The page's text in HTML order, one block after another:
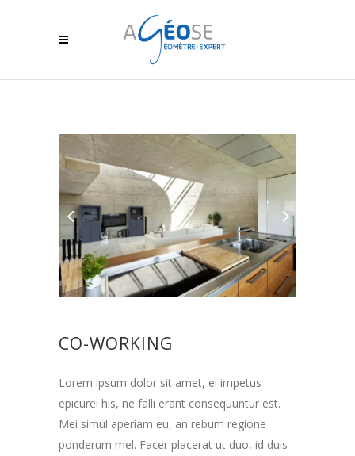
CO-WORKING
Lorem ipsum dolor sit amet, ei impetus
epicurei his, ne falli erant consequuntur est.
Mei simul aperiam eu, an rebum regione
ponderum mel. Facer placerat ut duo, id duis